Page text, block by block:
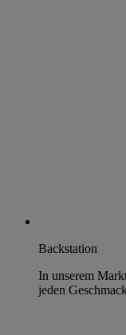
Backstation
In unserem
jeden